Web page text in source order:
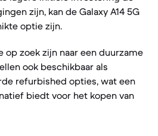
zijn, kan de Galaxy A14 5G
optie zijn.
op zoek zijn naar een duurzame
ook beschikbaar als
refurbished opties, wat een
biedt voor het kopen van